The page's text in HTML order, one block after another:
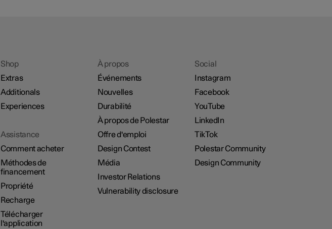
Shop
Extras
Additionals
Experiences
Assistance
Comment acheter
Méthodes de
financement
Propriété
Recharge
Télécharger
l'application
À propos
Événements
Nouvelles
Durabilité
À propos de Polestar
Offre d'emploi
Design Contest
Média
Investor Relations
Vulnerability disclosure
Social
Instagram
Facebook
YouTube
LinkedIn
TikTok
Polestar Community
Design Community